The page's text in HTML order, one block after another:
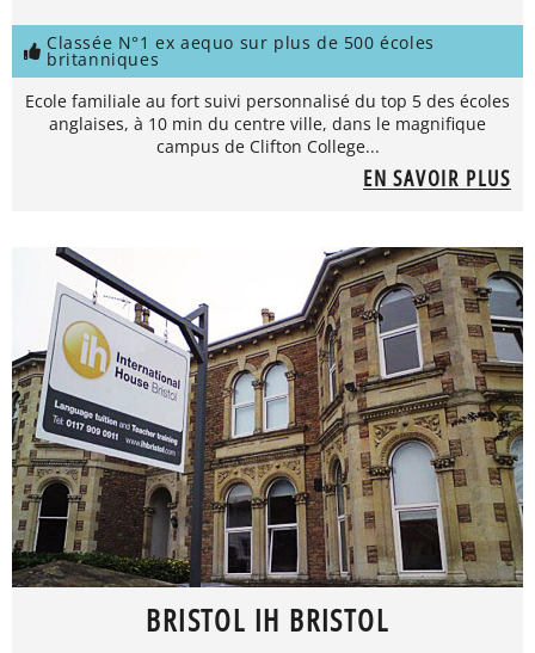
Classée N°1 ex aequo sur plus de 500 écoles
britanniques
Ecole familiale au fort suivi personnalisé du top 5 des écoles
anglaises, à 10 min du centre ville, dans le magnifique
campus de Clifton College...
EN SAVOIR PLUS
BRISTOL IH BRISTOL